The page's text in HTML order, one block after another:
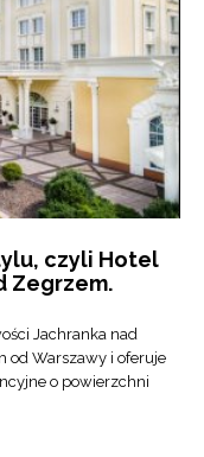
czyli Hotel
Zegrzem.
Jachranka nad
od Warszawy i oferuje
o powierzchni